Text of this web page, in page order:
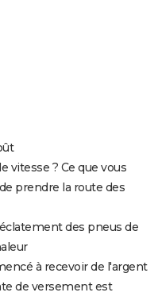
vitesse ? Ce que vous
prendre la route des
des pneus de
à recevoir de l'argent
de versement est